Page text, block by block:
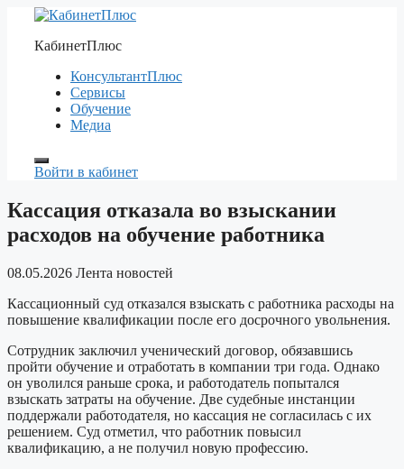
Перейти
содержимому
КабинетПлюс
КонсультантПлюс
Сервисы
Обучение
Медиа
Войти в кабинет
Кассация отказала во взыскании
расходов на обучение работника
08.05.2026 Лента новостей
Кассационный суд отказался взыскать с работника расходы на
повышение квалификации после его досрочного увольнения.
Сотрудник заключил ученический договор, обязавшись
пройти обучение и отработать в компании три года. Однако
он уволился раньше срока, и работодатель попытался
взыскать затраты на обучение. Две судебные инстанции
поддержали работодателя, но кассация не согласилась с их
решением. Суд отметил, что работник повысил
квалификацию, а не получил новую профессию.